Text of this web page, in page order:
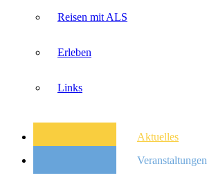
Reisen mit ALS
Erleben
Links
Aktuelles
Veranstaltungen